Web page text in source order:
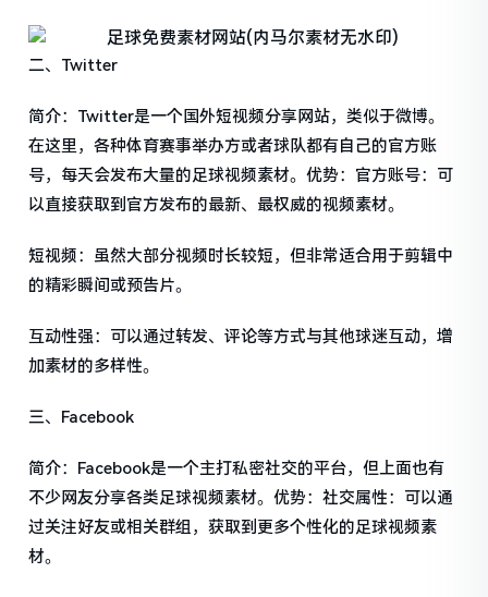
二、Twitter
简介：Twitter是一个国外短视频分享网站，类似于微博。
在这里，各种体育赛事举办方或者球队都有自己的官方账
号，每天会发布大量的足球视频素材。优势：官方账号：可
以直接获取到官方发布的最新、最权威的视频素材。
短视频：虽然大部分视频时长较短，但非常适合用于剪辑中
的精彩瞬间或预告片。
互动性强：可以通过转发、评论等方式与其他球迷互动，增
加素材的多样性。
三、Facebook
简介：Facebook是一个主打私密社交的平台，但上面也有
不少网友分享各类足球视频素材。优势：社交属性：可以通
过关注好友或相关群组，获取到更多个性化的足球视频素
材。